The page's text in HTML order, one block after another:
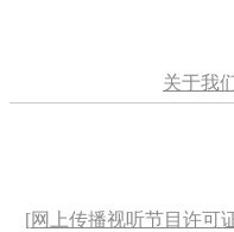
关于我
[网上传播视听节目许可